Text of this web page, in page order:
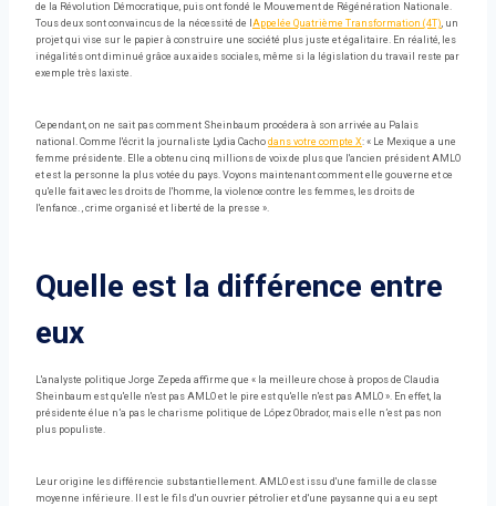
de la Révolution Démocratique, puis ont fondé le Mouvement de Régénération Nationale.
Tous deux sont convaincus de la nécessité de l Appelée Quatrième Transformation (4T), un
projet qui vise sur le papier à construire une société plus juste et égalitaire. En réalité, les
inégalités ont diminué grâce aux aides sociales, même si la législation du travail reste par
exemple très laxiste.
Cependant, on ne sait pas comment Sheinbaum procédera à son arrivée au Palais
national. Comme l'écrit la journaliste Lydia Cacho dans votre compte X: « Le Mexique a une
femme présidente. Elle a obtenu cinq millions de voix de plus que l'ancien président AMLO
et est la personne la plus votée du pays. Voyons maintenant comment elle gouverne et ce
qu'elle fait avec les droits de l'homme, la violence contre les femmes, les droits de
l'enfance. , crime organisé et liberté de la presse ».
Quelle est la différence entre
eux
L'analyste politique Jorge Zepeda affirme que « la meilleure chose à propos de Claudia
Sheinbaum est qu'elle n'est pas AMLO et le pire est qu'elle n'est pas AMLO ». En effet, la
présidente élue n’a pas le charisme politique de López Obrador, mais elle n’est pas non
plus populiste.
Leur origine les différencie substantiellement. AMLO est issu d'une famille de classe
moyenne inférieure. Il est le fils d'un ouvrier pétrolier et d'une paysanne qui a eu sept